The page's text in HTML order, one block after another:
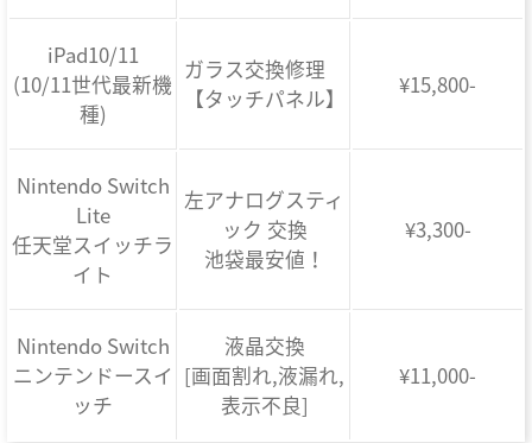
iPad10/11
(10/11世代最新機
種)
ガラス交換修理
【タッチパネル】
¥15,800-
Nintendo Switch
Lite
任天堂スイッチラ
イト
左アナログスティ
ック 交換
池袋最安値！
¥3,300-
Nintendo Switch
ニンテンドースイ
ッチ
液晶交換
[画面割れ,液漏れ,
表示不良]
¥11,000-